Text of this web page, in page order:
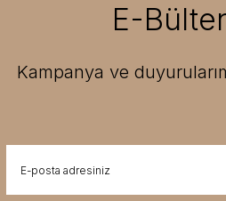
E-
Kampanya ve